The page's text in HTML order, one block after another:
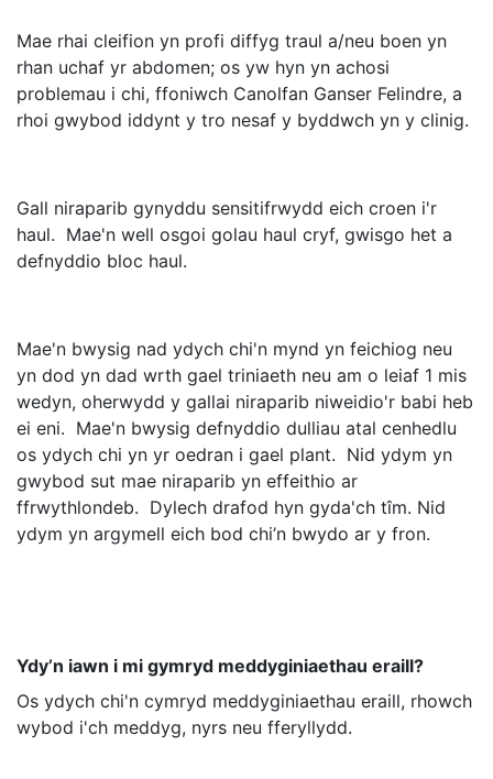
Mae rhai cleifion yn profi diffyg traul a/neu boen yn
rhan uchaf yr abdomen; os yw hyn yn achosi
problemau i chi, ffoniwch Canolfan Ganser Felindre, a
rhoi gwybod iddynt y tro nesaf y byddwch yn y clinig.
Gall niraparib gynyddu sensitifrwydd eich croen i'r
haul. Mae'n well osgoi golau haul cryf, gwisgo het a
defnyddio bloc haul.
Mae'n bwysig nad ydych chi'n mynd yn feichiog neu
yn dod yn dad wrth gael triniaeth neu am o leiaf 1 mis
wedyn, oherwydd y gallai niraparib niweidio'r babi heb
ei eni. Mae'n bwysig defnyddio dulliau atal cenhedlu
os ydych chi yn yr oedran i gael plant. Nid ydym yn
gwybod sut mae niraparib yn effeithio ar
ffrwythlondeb. Dylech drafod hyn gyda'ch tîm. Nid
ydym yn argymell eich bod chi’n bwydo ar y fron.
Ydy’n iawn i mi gymryd meddyginiaethau eraill?
Os ydych chi'n cymryd meddyginiaethau eraill, rhowch
wybod i'ch meddyg, nyrs neu fferyllydd.